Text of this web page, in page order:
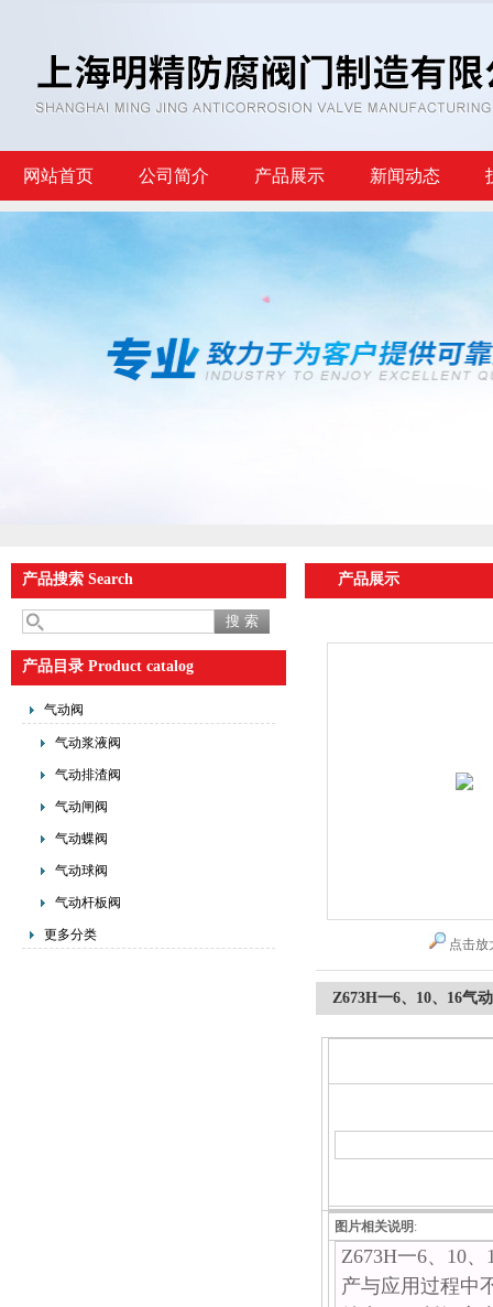
网站首页 公司简介 产品展示 新闻动态
产品搜索 Search
产品目录 Product catalog
气动阀
气动浆液阀
气动排渣阀
气动闸阀
气动蝶阀
气动球阀
气动杆板阀
更多分类
产品展示
点击放
Z673H一6、10、16气
图片相关说明 :
Z673H一6、10
产与应用过程中